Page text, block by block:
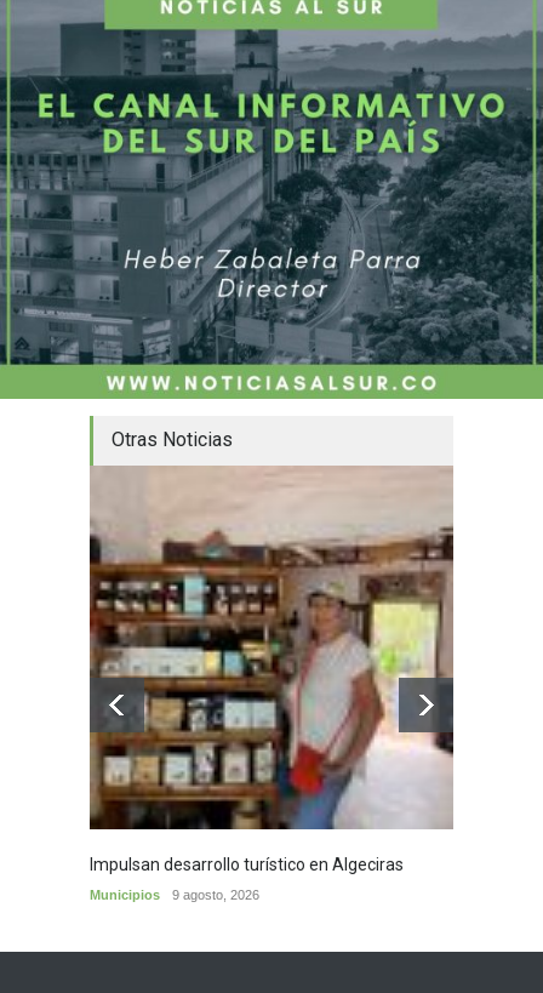
Otras Noticias
Impulsan desarrollo turístico en Algeciras
Municipios 9 agosto, 2026